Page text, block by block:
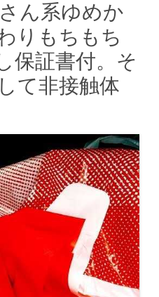
ん系ゆめか
りもちもち
保証書付。そ
て非接触体